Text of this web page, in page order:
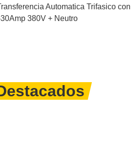
Automatica Trifasico con
380V + Neutro